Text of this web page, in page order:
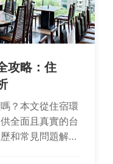
攻略：住
？本文從住宿環
全面且真實的台
和常見問題解